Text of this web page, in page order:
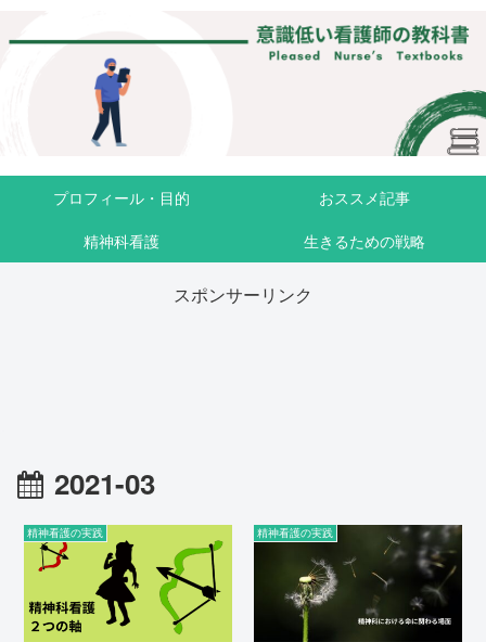
プロフィール・目的
おススメ記事
精神科看護
生きるための戦略
スポンサーリンク
2021-03
精神看護の実践 精神看護の実践